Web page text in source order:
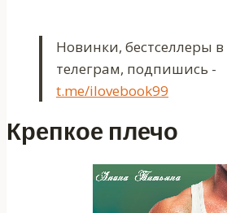
Новинки, бестселлеры
телеграм, подпишись -
t.me/ilovebook99
Крепкое плечо